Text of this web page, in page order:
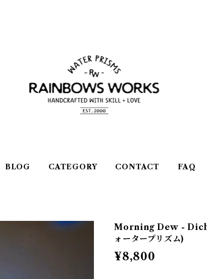
BLOG CATEGORY CONTACT FAQ
Morning Dew -
ォータープリズム)
¥8,800